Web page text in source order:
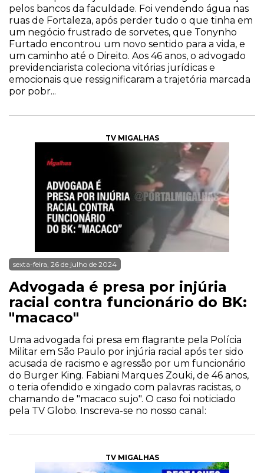
pelos bancos da faculdade. Foi vendendo água nas
ruas de Fortaleza, após perder tudo o que tinha em
um negócio frustrado de sorvetes, que Tonynho
Furtado encontrou um novo sentido para a vida, e
um caminho até o Direito. Aos 46 anos, o advogado
previdenciarista coleciona vitórias jurídicas e
emocionais que ressignificaram a trajetória marcada
por pobr...
TV MIGALHAS
sexta-feira, 26 de julho de 2024
Advogada é presa por injúria
racial contra funcionário do BK:
"macaco"
Uma advogada foi presa em flagrante pela Polícia
Militar em São Paulo por injúria racial após ter sido
acusada de racismo e agressão por um funcionário
do Burger King. Fabiani Marques Zouki, de 46 anos,
o teria ofendido e xingado com palavras racistas, o
chamando de "macaco sujo". O caso foi noticiado
pela TV Globo. Inscreva-se no nosso canal:
TV MIGALHAS